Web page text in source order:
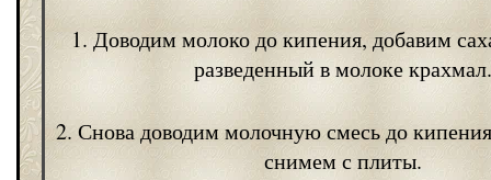
1. Доводим молоко до кипения, добавим
разведенный в молоке крахмал.
2. Снова доводим молочную смесь до
снимем с плиты.